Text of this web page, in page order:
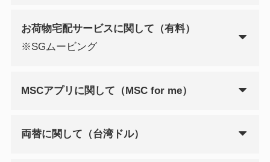
お荷物宅配サービスに関して（有料）
※SGムービング
MSCアプリに関して（MSC for me）
両替に関して（台湾ドル）